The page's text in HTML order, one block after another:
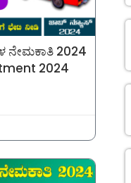
ನೇಮಕಾತಿ 2024
2024